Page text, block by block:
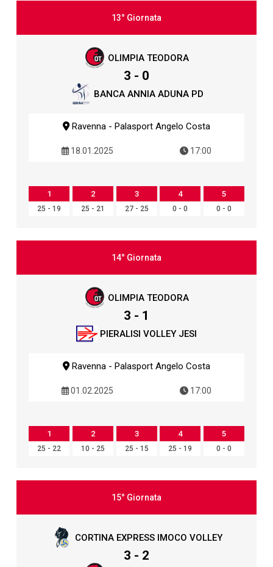
13° Giornata
OLIMPIA TEODORA
3 - 0
BANCA ANNIA ADUNA PD
Ravenna - Palasport Angelo Costa
18.01.2025 17:00
1
25 - 19
2
25 - 21
3
27 - 25
4
0 - 0
5
0 - 0
14° Giornata
OLIMPIA TEODORA
3 - 1
PIERALISI VOLLEY JESI
Ravenna - Palasport Angelo Costa
01.02.2025 17:00
1
25 - 22
2
10 - 25
3
25 - 15
4
25 - 19
5
0 - 0
15° Giornata
CORTINA EXPRESS IMOCO VOLLEY
3 - 2